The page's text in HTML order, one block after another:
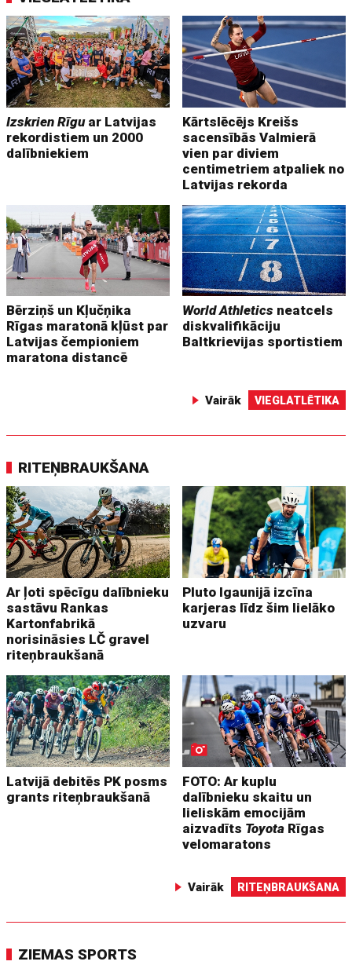
Izskrien Rīguar Latvijas
rekordistiem un 2000
dalībniekiem
Kārtslēcējs Kreišs
sacensībās Valmierā
vien par diviem
centimetriem atpaliek no
Latvijas rekorda
Bērziņš un Kļučņika
Rīgas maratonā kļūst par
Latvijas čempioniem
maratona distancē
World Athletics neatcels
diskvalifikāciju
Baltkrievijas sportistiem
Vairāk VIEGLATLĒTIKA
RITEŅBRAUKŠANA
Ar ļoti spēcīgu dalībnieku
sastāvu Rankas
Kartonfabrikā
norisināsies LČ gravel
riteņbraukšanā
Pluto Igaunijā izcīna
karjeras līdz šim lielāko
uzvaru
Latvijā debitēs PK posms
grants riteņbraukšanā
FOTO: Ar kuplu
dalībnieku skaitu un
lieliskām emocijām
aizvadīts Toyota Rīgas
velomaratons
Vairāk RITEŅBRAUKŠANA
ZIEMAS SPORTS